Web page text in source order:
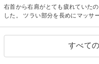
右首から右肩がとても疲れていた
した。 ツラい部分を長めにマッサ
すべて